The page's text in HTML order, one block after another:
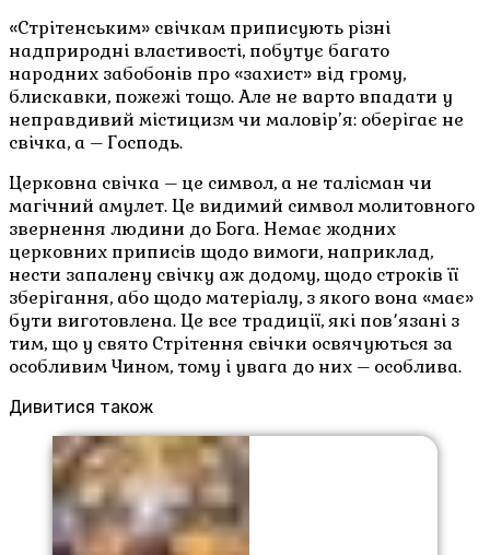
«Стрітенським» свічкам приписують різні
надприродні властивості, побутує багато
народних забобонів про «захист» від грому,
блискавки, пожежі тощо. Але не варто впадати у
неправдивий містицизм чи маловір’я: оберігає не
свічка, а – Господь.
Церковна свічка – це символ, а не талісман чи
магічний амулет. Це видимий символ молитовного
звернення людини до Бога. Немає жодних
церковних приписів щодо вимоги, наприклад,
нести запалену свічку аж додому, щодо строків її
зберігання, або щодо матеріалу, з якого вона «має»
бути виготовлена. Це все традиції, які пов՚язані з
тим, що у свято Стрітення свічки освячуються за
особливим Чином, тому і увага до них – особлива.
Дивитися також